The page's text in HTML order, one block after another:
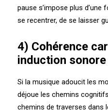
pause s’impose plus d’une
se recentrer, de se laisser
4) Cohérence
induction sonore
Si la musique adoucit les
déjoue les chemins
chemins de traverses dans